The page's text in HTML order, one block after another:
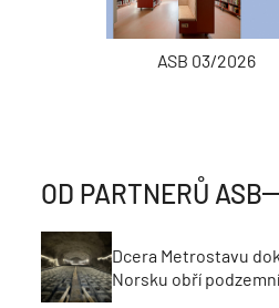
ASB 03/2026
OD PARTNERŮ ASB
Dcera Metrostavu
Norsku obří